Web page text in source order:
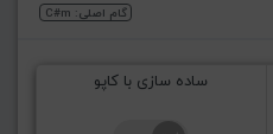
گام اصلی: C#m
ساده سازی با کاپو